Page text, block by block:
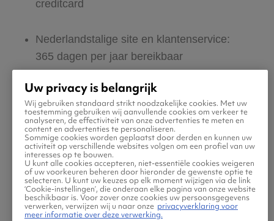
creditcard
Nederlandstalige site en klantenservice:
365 dagen per jaar bereikbaar
Zeker van veilig boeken en betalen
Boek ook direct een hotel of huurauto via
Vliegtickets.be
Gratis tips, reisadvies en speciale
aanbiedingen voor vliegtickets naar Wotje
Island
Uw privacy is belangrijk
Wij gebruiken standaard strikt noodzakelijke cookies. Met uw
toestemming gebruiken wij aanvullende cookies om verkeer te
analyseren, de effectiviteit van onze advertenties te meten en
content en advertenties te personaliseren.
Sommige cookies worden geplaatst door derden en kunnen uw
activiteit op verschillende websites volgen om een profiel van uw
interesses op te bouwen.
U kunt alle cookies accepteren, niet-essentiële cookies weigeren
of uw voorkeuren beheren door hieronder de gewenste optie te
selecteren. U kunt uw keuzes op elk moment wijzigen via de link
‘Cookie-instellingen’, die onderaan elke pagina van onze website
beschikbaar is. Voor zover onze cookies uw persoonsgegevens
verwerken, verwijzen wij u naar onze privacyverklaring voor
meer informatie over deze verwerking.